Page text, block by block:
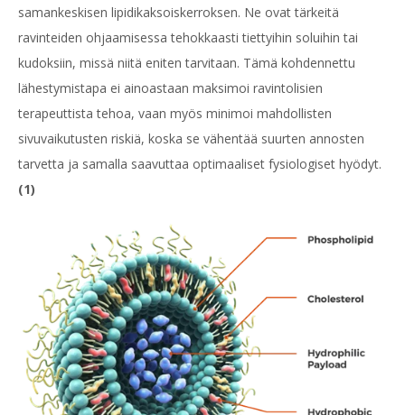
samankeskisen lipidikaksoiskerroksen. Ne ovat tärkeitä
ravinteiden ohjaamisessa tehokkaasti tiettyihin soluihin tai
kudoksiin, missä niitä eniten tarvitaan. Tämä kohdennettu
lähestymistapa ei ainoastaan maksimoi ravintolisien
terapeuttista tehoa, vaan myös minimoi mahdollisten
sivuvaikutusten riskiä, koska se vähentää suurten annosten
tarvetta ja samalla saavuttaa optimaaliset fysiologiset hyödyt.
(1)